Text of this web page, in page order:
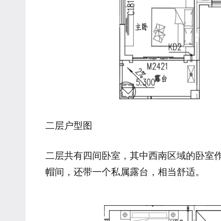
二层户型图
二层共有四间卧室，其中西南区域的卧室
帽间，还带一个私属露台，相当舒适。